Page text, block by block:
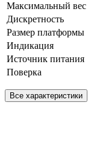
Максимальный вес
Дискретность
Размер платформы
Индикация
Источник питания
Поверка
Все характеристики